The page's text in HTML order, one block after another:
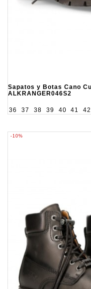
Sapatos y Botas Cano
ALKRANGER046S2
36 37 38 39 40 41 42
-10%